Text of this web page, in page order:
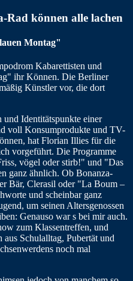
Rad können alle lachen
Montag"
Kabarettisten und
ihr Können. Die Berliner
Künstler vor, die dort
Identitätspunkte einer
voll Konsumprodukte und TV-
hat Florian Illies für die
vorgeführt. Die Programme
vögel oder stirb!" und "Das
ganz ähnlich. Ob Bonanza-
Bär, Clerasil oder "La Boum –
und scheinbar ganz
um seinen Altersgenossen
Genauso war s bei mir auch.
zum Klassentreffen, und
Schulalltag, Pubertät und
noch mal